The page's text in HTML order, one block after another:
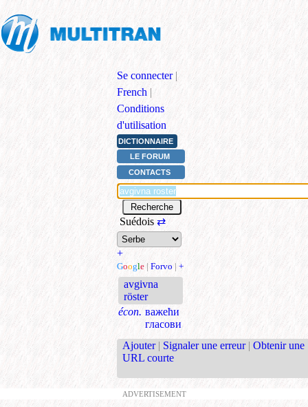
Se connecter |
French |
Conditions
d'utilisation
DICTIONNAIRE
LE FORUM
CONTACTS
Suédois ⇄
+
Google | Forvo | +
avgivna
röster
écon. важећи
гласови
Ajouter | Signaler une erreur | Obtenir une
URL courte
ADVERTISEMENT